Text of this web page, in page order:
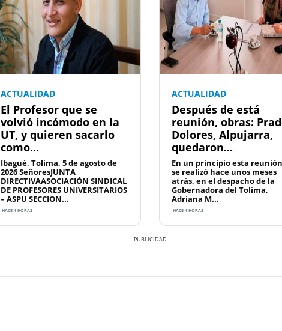
ACTUALIDAD
El Profesor que se
volvió incómodo en la
UT, y quieren sacarlo
como...
Ibagué, Tolima, 5 de agosto de
2026 SeñoresJUNTA
DIRECTIVAASOCIACIÓN SINDICAL
DE PROFESORES UNIVERSITARIOS
– ASPU SECCION...
HACE 4 HORAS
ACTUALIDAD
Después de está
reunión, obras:
Dolores, Alpujarra,
quedaron...
En un principio esta
se realizó hace unos meses
atrás, en el despacho de la
Gobernadora del Tolima,
Adriana M...
HACE 4 HORAS